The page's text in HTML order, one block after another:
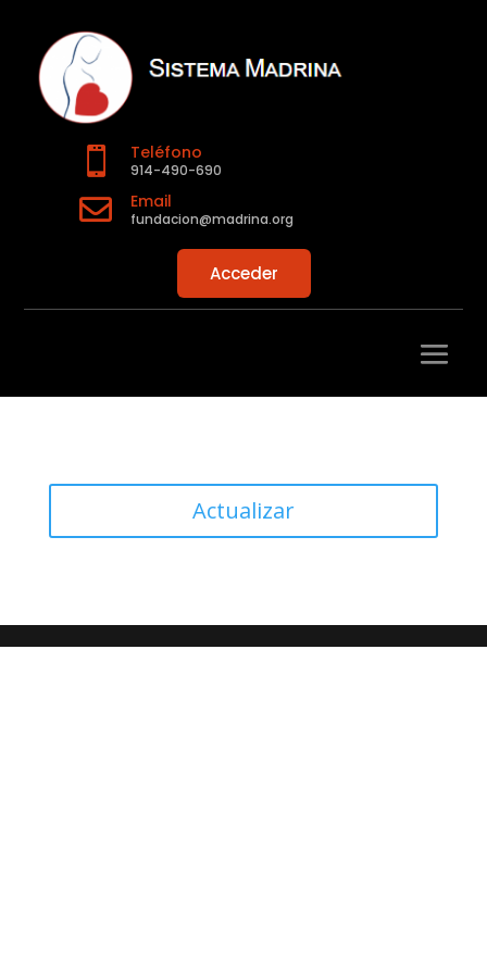
 Teléfono
914-490-690
 Email
fundacion@madrina.org
Acceder
Actualizar